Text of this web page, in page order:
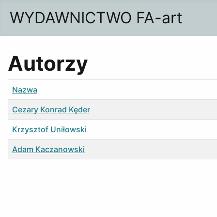
WYDAWNICTWO FA-art
Autorzy
Nazwa
Cezary Konrad Kęder
Krzysztof Uniłowski
Adam Kaczanowski